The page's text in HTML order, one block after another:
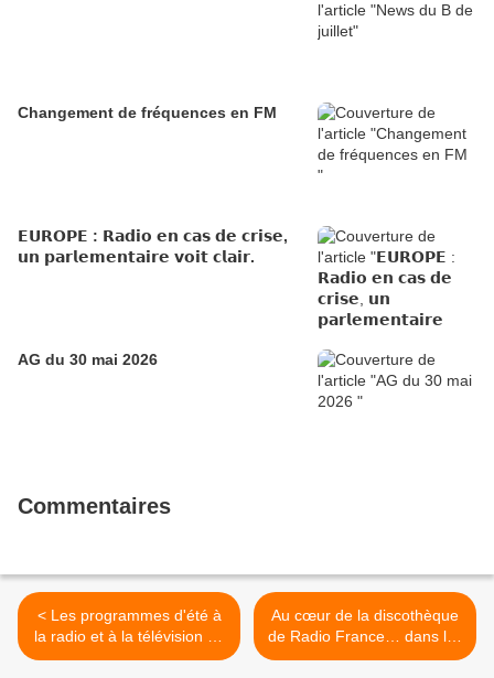
Changement de fréquences en FM
𝗘𝗨𝗥𝗢𝗣𝗘 : 𝗥𝗮𝗱𝗶𝗼 𝗲𝗻 𝗰𝗮𝘀 𝗱𝗲 𝗰𝗿𝗶𝘀𝗲,
𝘂𝗻 𝗽𝗮𝗿𝗹𝗲𝗺𝗲𝗻𝘁𝗮𝗶𝗿𝗲 𝘃𝗼𝗶𝘁 𝗰𝗹𝗮𝗶𝗿.
AG du 30 mai 2026
Commentaires
< Les programmes d'été à
la radio et à la télévision en
1969
Au cœur de la discothèque
de Radio France… dans les
années 60 >